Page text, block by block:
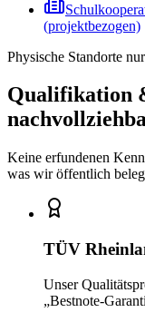
(projektbezogen)
Physische Standorte
Qualifikation
Keine erfundenen
was wir öffentlich
TÜV
Unser
„Bestnote-